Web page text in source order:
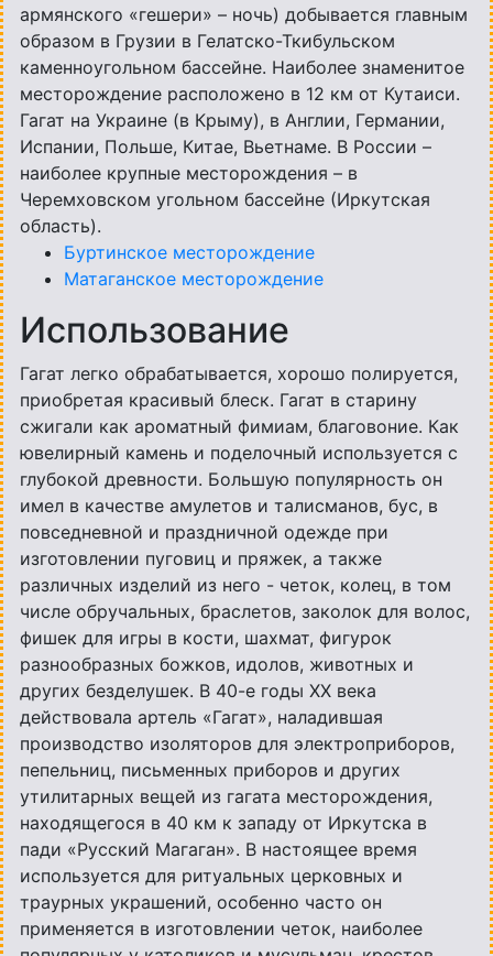
армянского «гешери» – ночь) добывается главным
образом в Грузии в Гелатско-Ткибульском
каменноугольном бассейне. Наиболее знаменитое
месторождение расположено в 12 км от Кутаиси.
Гагат на Украине (в Крыму), в Англии, Германии,
Испании, Польше, Китае, Вьетнаме. В России –
наиболее крупные месторождения – в
Черемховском угольном бассейне (Иркутская
область).
Буртинское месторождение
Матаганское месторождение
Использование
Гагат легко обрабатывается, хорошо полируется,
приобретая красивый блеск. Гагат в старину
сжигали как ароматный фимиам, благовоние. Как
ювелирный камень и поделочный используется с
глубокой древности. Большую популярность он
имел в качестве амулетов и талисманов, бус, в
повседневной и праздничной одежде при
изготовлении пуговиц и пряжек, а также
различных изделий из него - четок, колец, в том
числе обручальных, браслетов, заколок для волос,
фишек для игры в кости, шахмат, фигурок
разнообразных божков, идолов, животных и
других безделушек. В 40-е годы XX века
действовала артель «Гагат», наладившая
производство изоляторов для электроприборов,
пепельниц, письменных приборов и других
утилитарных вещей из гагата месторождения,
находящегося в 40 км к западу от Иркутска в
пади «Русский Магаган». В настоящее время
используется для ритуальных церковных и
траурных украшений, особенно часто он
применяется в изготовлении четок, наиболее